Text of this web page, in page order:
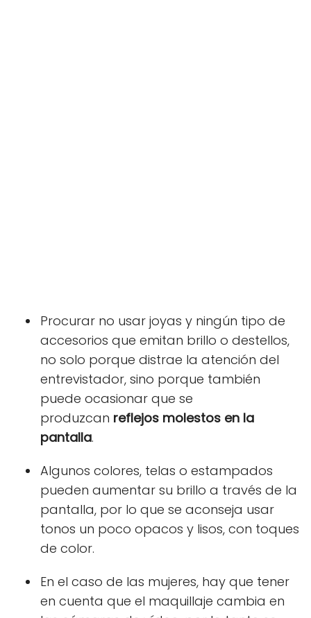
Procurar no usar joyas y ningún tipo de
accesorios que emitan brillo o destellos,
no solo porque distrae la atención del
entrevistador, sino porque también
puede ocasionar que se
produzcan reflejos molestos en la
pantalla.
Algunos colores, telas o estampados
pueden aumentar su brillo a través de la
pantalla, por lo que se aconseja usar
tonos un poco opacos y lisos, con toques
de color.
En el caso de las mujeres, hay que tener
en cuenta que el maquillaje cambia en